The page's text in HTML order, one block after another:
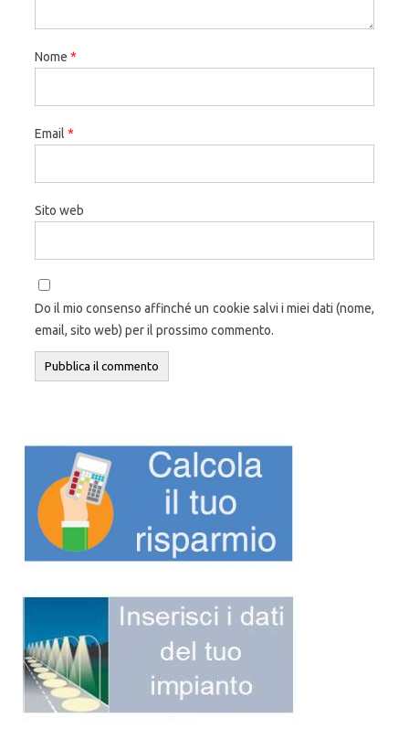
Nome *
Email *
Sito web
Do il mio consenso affinché un cookie salvi i miei dati (nome,
email, sito web) per il prossimo commento.